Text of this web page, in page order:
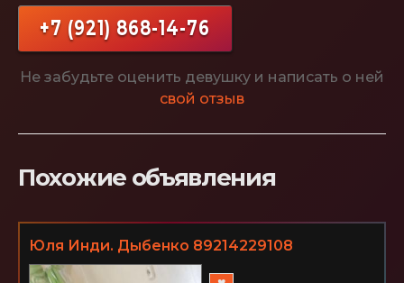
+7 (921) 868-14-76
Не забудьте оценить девушку и написать о ней
свой отзыв
Похожие объявления
Юля Инди. Дыбенко 89214229108